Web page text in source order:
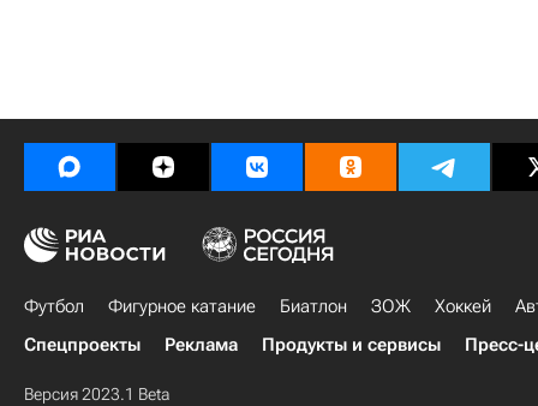
Футбол Фигурное катание Биатлон ЗОЖ Хоккей
Спецпроекты
Реклама Продукты и сервисы Пресс-
Версия 2023.1 Beta